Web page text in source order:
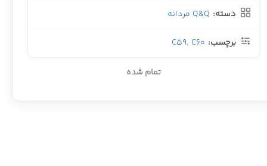
دسته: Q&Q مردانه
برچسب: C59, C60
تمام شده